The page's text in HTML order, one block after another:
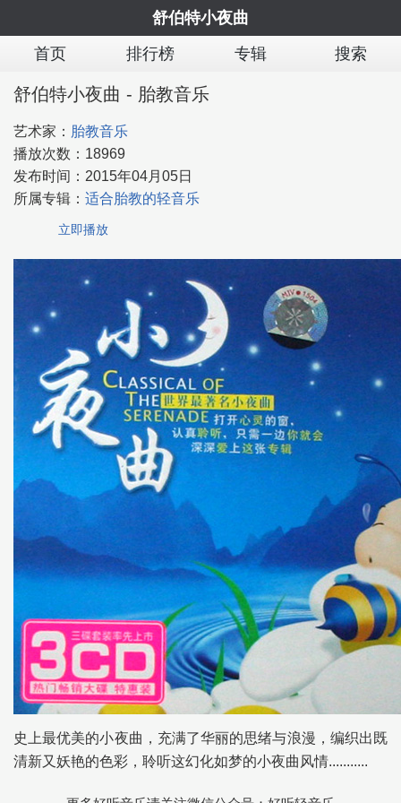
舒伯特小夜曲
首页
排行榜 专辑 搜索
舒伯特小夜曲 - 胎教音乐
艺术家： 胎教音乐
播放次数： 18969
发布时间： 2015年04月05日
所属专辑： 适合胎教的轻音乐
立即播放
史上最优美的小夜曲，充满了华丽的思绪与浪漫，编织出既
清新又妖艳的色彩，聆听这幻化如梦的小夜曲风情...........